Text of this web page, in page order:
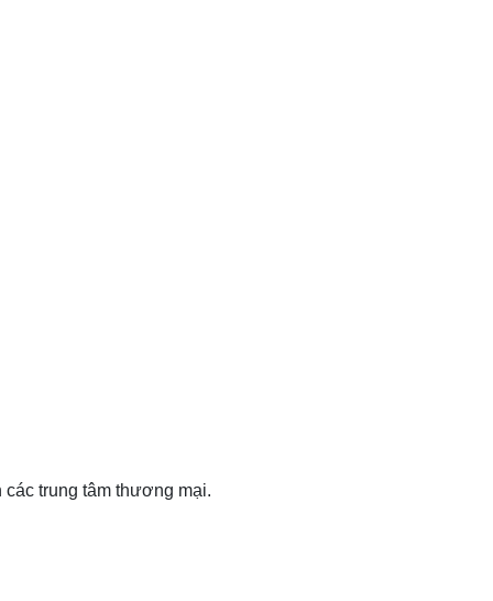
trung tâm thương mại.